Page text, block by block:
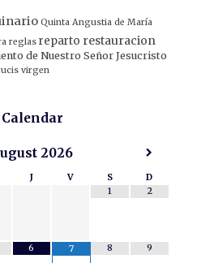
Quinta Angustia de María
reglas reparto restauracion
de Nuestro Señor Jesucristo
virgen
Calendar
2026
J V S
D
1
2
6
7 8 9